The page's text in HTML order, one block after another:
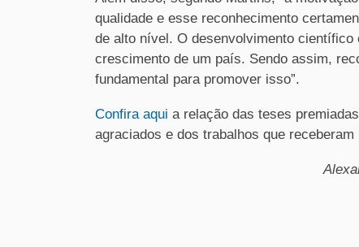
qualidade e esse reconhecimento
de alto nível. O desenvolvimento
crescimento de um país. Sendo assim,
fundamental para promover isso”.
Confira aqui a relação das teses
agraciados e dos trabalhos que